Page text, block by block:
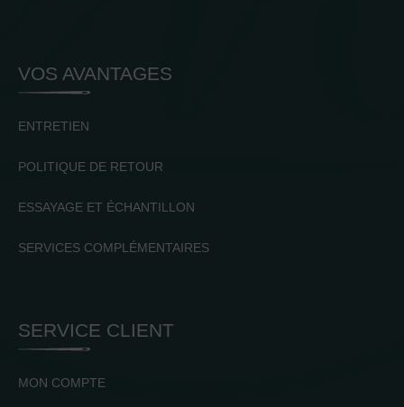
VOS AVANTAGES
ENTRETIEN
POLITIQUE DE RETOUR
ESSAYAGE ET ÉCHANTILLON
SERVICES COMPLÉMENTAIRES
SERVICE CLIENT
MON COMPTE